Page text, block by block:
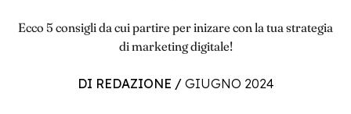
Ecco 5 consigli da cui partire per inizare con la tua strategia
di marketing digitale!
DI REDAZIONE / GIUGNO 2024